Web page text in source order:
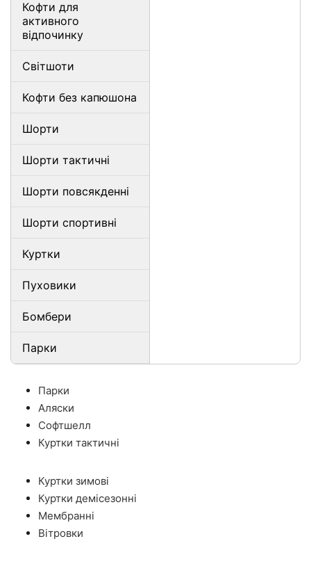
Кофти для
активного
відпочинку
Світшоти
Кофти без капюшона
Шорти
Шорти тактичні
Шорти повсякденні
Шорти спортивні
Куртки
Пуховики
Бомбери
Парки
Парки
Аляски
Софтшелл
Куртки тактичні
Куртки зимові
Куртки демісезонні
Мембранні
Вітровки